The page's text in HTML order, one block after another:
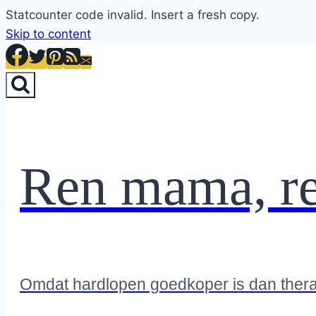
Statcounter code invalid. Insert a fresh copy.
Skip to content
Ren mama,
Omdat hardlopen goedkoper is dan